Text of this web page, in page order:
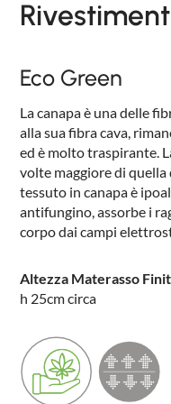
Eco Green
La canapa è una delle
alla sua fibra cava,
ed è molto traspirante.
volte maggiore di
tessuto in canapa è
antifungino, assorbe i
corpo dai campi
Altezza Materasso
h 25cm circa